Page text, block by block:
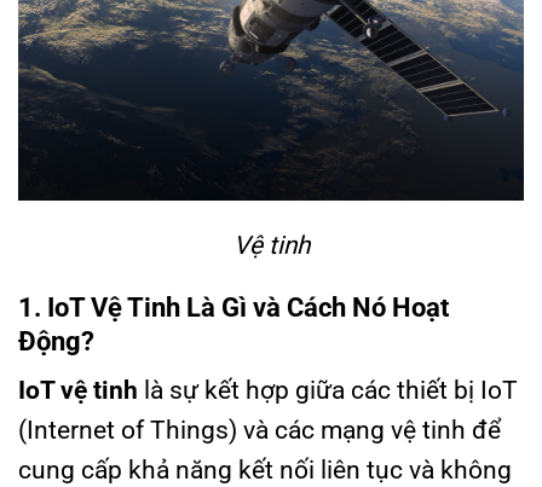
Vệ tinh
1. IoT Vệ Tinh Là Gì và Cách Nó Hoạt
Động?
IoT vệ tinh là sự kết hợp giữa các thiết bị IoT
(Internet of Things) và các mạng vệ tinh để
cung cấp khả năng kết nối liên tục và không